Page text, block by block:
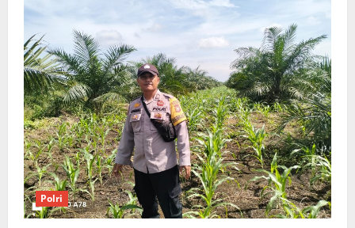
Kampar
Bersama
Tim
Opsnal
One
Piece
Unit
Reskrim
Tapung
Hulu,
Berhasil
Tangkap
Begal
Residivis
Polri